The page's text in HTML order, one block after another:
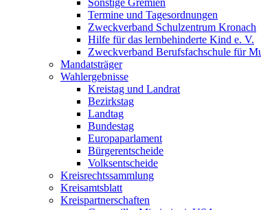
Sonstige Gremien
Termine und Tagesordnungen
Zweckverband Schulzentrum Kronach
Hilfe für das lernbehinderte Kind e. V.
Zweckverband Berufsfachschule für
Mandatsträger
Wahlergebnisse
Kreistag und Landrat
Bezirkstag
Landtag
Bundestag
Europaparlament
Bürgerentscheide
Volksentscheide
Kreisrechtssammlung
Kreisamtsblatt
Kreispartnerschaften